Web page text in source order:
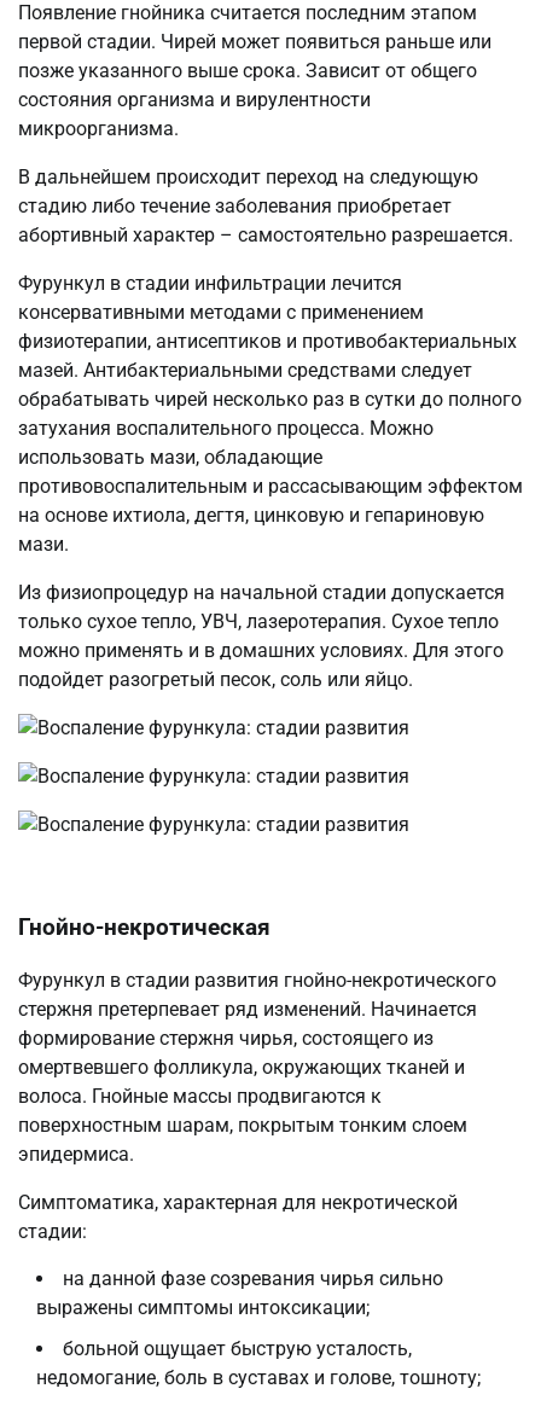
Появление гнойника считается последним этапом
первой стадии. Чирей может появиться раньше или
позже указанного выше срока. Зависит от общего
состояния организма и вирулентности
микроорганизма.
В дальнейшем происходит переход на следующую
стадию либо течение заболевания приобретает
абортивный характер – самостоятельно разрешается.
Фурункул в стадии инфильтрации лечится
консервативными методами с применением
физиотерапии, антисептиков и противобактериальных
мазей. Антибактериальными средствами следует
обрабатывать чирей несколько раз в сутки до полного
затухания воспалительного процесса. Можно
использовать мази, обладающие
противовоспалительным и рассасывающим эффектом
на основе ихтиола, дегтя, цинковую и гепариновую
мази.
Из физиопроцедур на начальной стадии допускается
только сухое тепло, УВЧ, лазеротерапия. Сухое тепло
можно применять и в домашних условиях. Для этого
подойдет разогретый песок, соль или яйцо.
Гнойно-некротическая
Фурункул в стадии развития гнойно-некротического
стержня претерпевает ряд изменений. Начинается
формирование стержня чирья, состоящего из
омертвевшего фолликула, окружающих тканей и
волоса. Гнойные массы продвигаются к
поверхностным шарам, покрытым тонким слоем
эпидермиса.
Симптоматика, характерная для некротической
стадии:
на данной фазе созревания чирья сильно
выражены симптомы интоксикации;
больной ощущает быструю усталость,
недомогание, боль в суставах и голове, тошноту;